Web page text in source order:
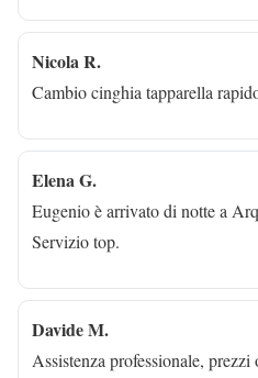
Nicola R.
Cambio cinghia tapparella
Elena G.
Eugenio è arrivato di notte a
Servizio top.
Davide M.
Assistenza professionale,